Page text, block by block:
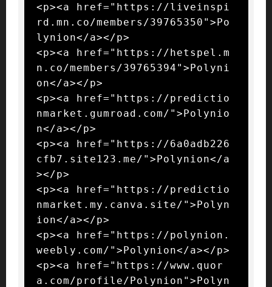
<p><a href="https://liveinspi
rd.mn.co/members/39765350">Po
lynion</a></p>
<p><a href="https://hetspel.m
n.co/members/39765394">Polyni
on</a></p>
<p><a href="https://predictio
nmarket.gumroad.com/">Polynio
n</a></p>
<p><a href="https://6a0adb226
cfb7.site123.me/">Polynion</a
></p>
<p><a href="https://predictio
nmarket.my.canva.site/">Polyn
ion</a></p>
<p><a href="https://polynion.
weebly.com/">Polynion</a></p>
<p><a href="https://www.quor
a.com/profile/Polynion">Polyn